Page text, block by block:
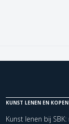
KUNST LENEN EN KOPEN
Kunst lenen bij